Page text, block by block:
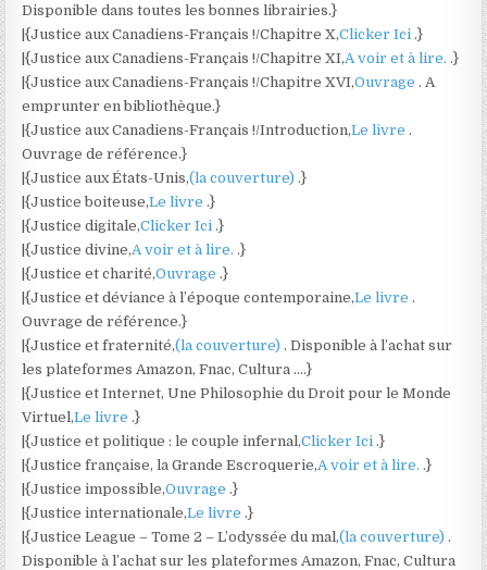
Disponible dans toutes les bonnes librairies.}
|{Justice aux Canadiens-Français !/Chapitre X,Clicker Ici .}
|{Justice aux Canadiens-Français !/Chapitre XI,A voir et à lire. .}
|{Justice aux Canadiens-Français !/Chapitre XVI,Ouvrage . A
emprunter en bibliothèque.}
|{Justice aux Canadiens-Français !/Introduction,Le livre .
Ouvrage de référence.}
|{Justice aux États-Unis,(la couverture) .}
|{Justice boiteuse,Le livre .}
|{Justice digitale,Clicker Ici .}
|{Justice divine,A voir et à lire. .}
|{Justice et charité,Ouvrage .}
|{Justice et déviance à l’époque contemporaine,Le livre .
Ouvrage de référence.}
|{Justice et fraternité,(la couverture) . Disponible à l’achat sur
les plateformes Amazon, Fnac, Cultura ….}
|{Justice et Internet, Une Philosophie du Droit pour le Monde
Virtuel,Le livre .}
|{Justice et politique : le couple infernal,Clicker Ici .}
|{Justice française, la Grande Escroquerie,A voir et à lire. .}
|{Justice impossible,Ouvrage .}
|{Justice internationale,Le livre .}
|{Justice League – Tome 2 – L’odyssée du mal,(la couverture) .
Disponible à l’achat sur les plateformes Amazon, Fnac, Cultura